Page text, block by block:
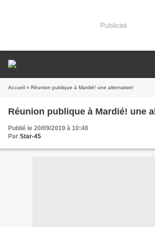
Publicité
Accueil » Réunion publique à Mardié! une alternative!
Réunion publique à Mardié! une
Publié le 20/09/2019 à 10:48
Par Star-45